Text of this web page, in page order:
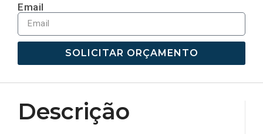
Email
SOLICITAR ORÇAMENTO
Descrição